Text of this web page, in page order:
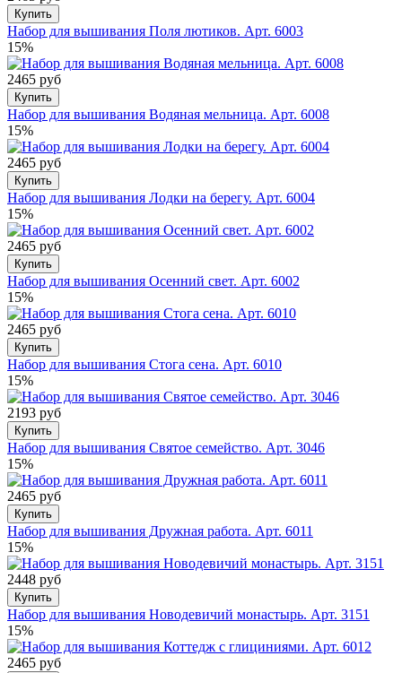
Купить
Набор для вышивания Поля лютиков. Арт. 6003
15%
2465 руб
Купить
Набор для вышивания Водяная мельница. Арт. 6008
15%
2465 руб
Купить
Набор для вышивания Лодки на берегу. Арт. 6004
15%
2465 руб
Купить
Набор для вышивания Осенний свет. Арт. 6002
15%
2465 руб
Купить
Набор для вышивания Стога сена. Арт. 6010
15%
2193 руб
Купить
Набор для вышивания Святое семейство. Арт. 3046
15%
2465 руб
Купить
Набор для вышивания Дружная работа. Арт. 6011
15%
2448 руб
Купить
Набор для вышивания Новодевичий монастырь. Арт. 3151
15%
2465 руб